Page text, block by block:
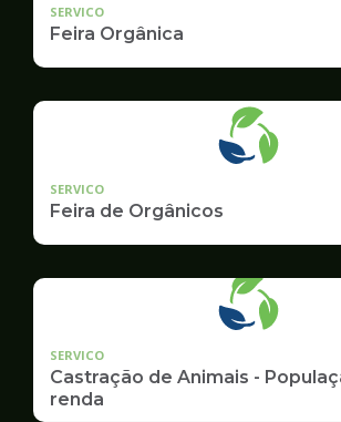
SERVICO
Feira Orgânica
SERVICO
Feira de Orgânicos
SERVICO
Castração de Animais -
renda